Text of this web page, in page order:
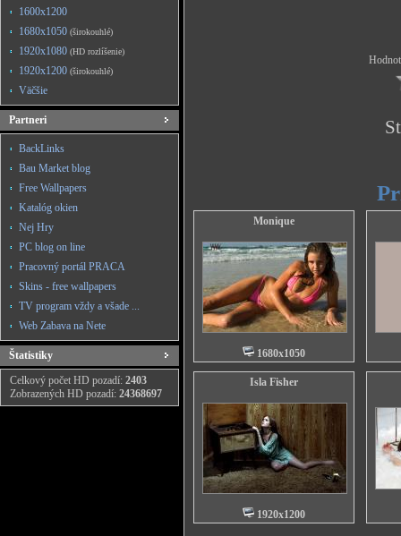
1600x1200
1680x1050 (širokouhlé)
1920x1080 (HD rozlíšenie)
1920x1200 (širokouhlé)
Väčšie
Partneri
BackLinks
Bau Market blog
Free Wallpapers
Katalóg okien
Nej Hry
PC blog on line
Pracovný portál PRACA
Skins - free wallpapers
TV program vždy a všade ...
Web Zabava na Nete
Štatistiky
Celkový počet HD pozadí: 2403
Zobrazených HD pozadí: 24368697
Monique
1680x1050
Isla Fisher
1920x1200